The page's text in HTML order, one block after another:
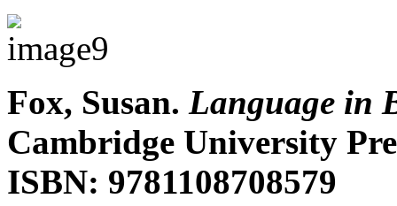
Fox, Susan. Language in
Cambridge University
ISBN: 9781108708579